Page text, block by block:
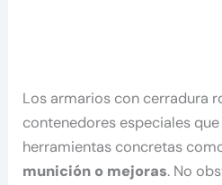
Los armarios con cerradura
contenedores especiales
herramientas concretas
munición o mejoras. No